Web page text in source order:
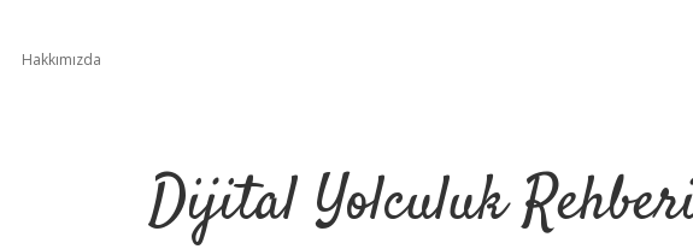
Hakkımızda
Dijital Yolculuk